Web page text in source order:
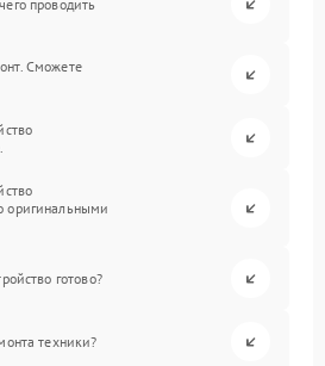
проводить
Сможете
оригинальными
готово?
техники?